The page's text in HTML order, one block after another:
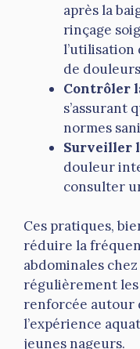
après la
rinçage
l’utilisation
de
Contrôler
s’assurant
normes
Surveiller
douleur
consulter
Ces pratiques,
réduire la
abdominales
régulièrement
renforcée autour
l’expérience
jeunes nageurs.